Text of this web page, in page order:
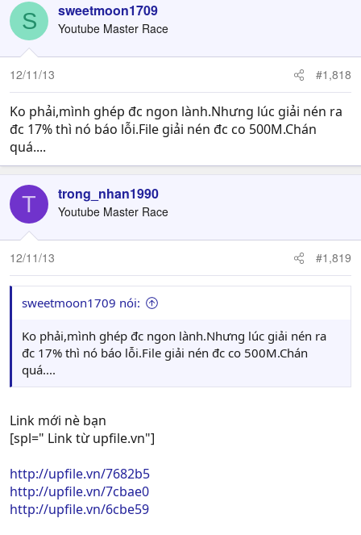
S sweetmoon1709
Youtube Master Race
12/11/13 #1,818
Ko phải,mình ghép đc ngon lành.Nhưng lúc giải nén ra
đc 17% thì nó báo lỗi.File giải nén đc co 500M.Chán
quá....
T trong_nhan1990
Youtube Master Race
12/11/13 #1,819
sweetmoon1709 nói:
Ko phải,mình ghép đc ngon lành.Nhưng lúc giải nén ra
đc 17% thì nó báo lỗi.File giải nén đc co 500M.Chán
quá....
Link mới nè bạn
[spl=" Link từ upfile.vn"]
http://upfile.vn/7682b5
http://upfile.vn/7cbae0
http://upfile.vn/6cbe59